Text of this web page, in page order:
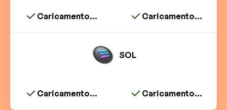
Caricamento... Caricamento...
SOL
Caricamento... Caricamento...